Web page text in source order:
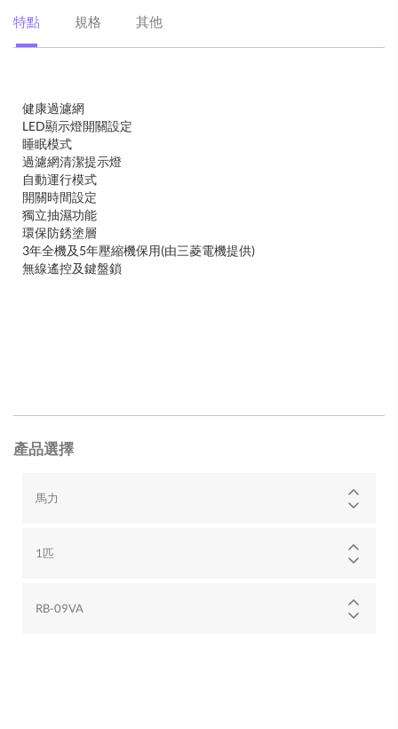
特點 規格 其他
健康過濾網
LED顯示燈開關設定
睡眠模式
過濾網清潔提示燈
自動運行模式
開關時間設定
獨立抽濕功能
環保防銹塗層
3年全機及5年壓縮機保用(由三菱電機提供)
無線遙控及鍵盤鎖
產品選擇
馬力
1匹
RB-09VA